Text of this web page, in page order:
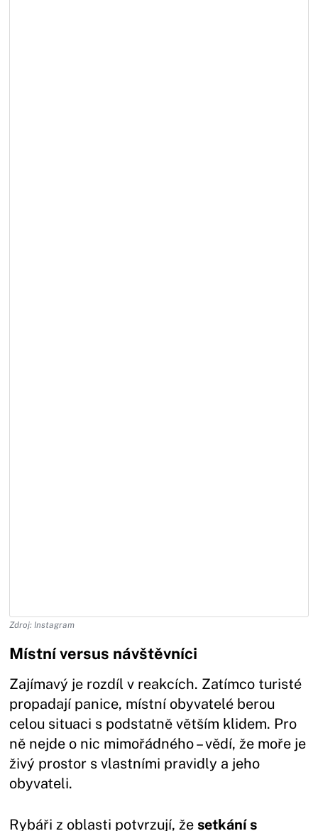
Zdroj: Instagram
Místní versus návštěvníci
Zajímavý je rozdíl v reakcích. Zatímco turisté
propadají panice, místní obyvatelé berou
celou situaci s podstatně větším klidem. Pro
ně nejde o nic mimořádného – vědí, že moře je
živý prostor s vlastními pravidly a jeho
obyvateli.
Rybáři z oblasti potvrzují, žesetkání s